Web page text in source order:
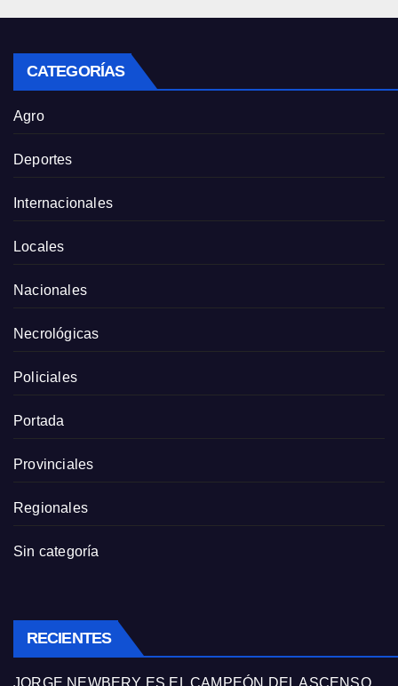
CATEGORÍAS
Agro
Deportes
Internacionales
Locales
Nacionales
Necrológicas
Policiales
Portada
Provinciales
Regionales
Sin categoría
RECIENTES